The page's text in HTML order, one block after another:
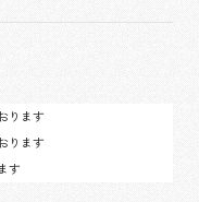
ります
ります
す